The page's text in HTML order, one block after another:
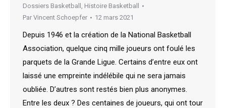
Dossiers Basketball , Histoire Basketball
Par Vincent Schoepfer 12 mars 2021
Depuis 1946 et la création de la National Basketball
Association, quelque cinq mille joueurs ont foulé les
parquets de la Grande Ligue. Certains d’entre eux ont
laissé une empreinte indélébile qui ne sera jamais
oubliée. D’autres sont restés bien plus anonymes.
Entre les deux ? Des centaines de joueurs, qui ont tour